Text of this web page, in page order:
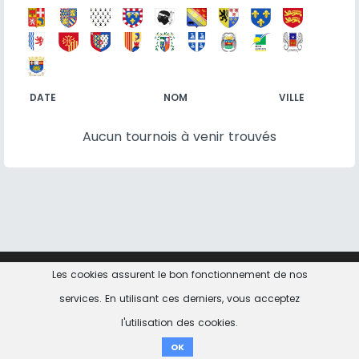
DATE NOM VILLE
Aucun tournois à venir trouvés
Les cookies assurent le bon fonctionnement de nos
services. En utilisant ces derniers, vous acceptez
l'utilisation des cookies.
OK